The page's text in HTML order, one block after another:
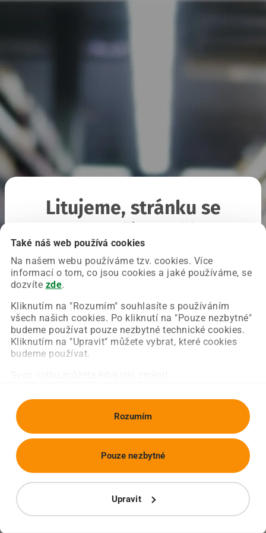
Také náš web používá cookies
Na našem webu používáme tzv. cookies. Více
informací o tom, co jsou cookies a jaké používáme, se
dozvíte zde.
Kliknutím na "Rozumím" souhlasíte s používáním
všech našich cookies. Po kliknutí na "Pouze nezbytné"
budeme používat pouze nezbytné technické cookies.
Kliknutím na "Upravit" můžete vybrat, které cookies
budeme používat.
Rozumím
Upravit
Pouze nezbytné
Litujeme, stránku se
Chyba nastala na naší straně a už ji opravujeme.
Zkuste prosím znovu načíst požadovanou stránku.
Obnovit stránku Úvodní strana